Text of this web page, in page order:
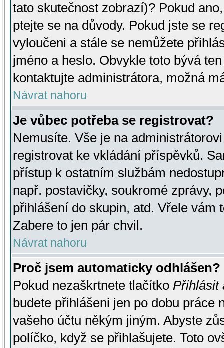
tato skutečnost zobrazí)? Pokud
ptejte se na důvody. Pokud jste se
vyloučeni a stále se nemůžete
jméno a heslo. Obvykle toto bývá
kontaktujte administrátora, možná
Návrat nahoru
Je vůbec potřeba se registrovat?
Nemusíte. Vše je na
registrovat ke vkládání příspěvků.
přístup k ostatním službám
např. postavičky, soukromé zprávy,
přihlášení do skupin, atd. Vřele vám
Zabere to jen pár chvil.
Návrat nahoru
Proč jsem automaticky odhlášen?
Pokud nezaškrtnete tlačítko Přihlásit
budete přihlášeni jen po dobu práce
vašeho účtu někým jiným. Abyste
políčko, když se přihlašujete. Toto